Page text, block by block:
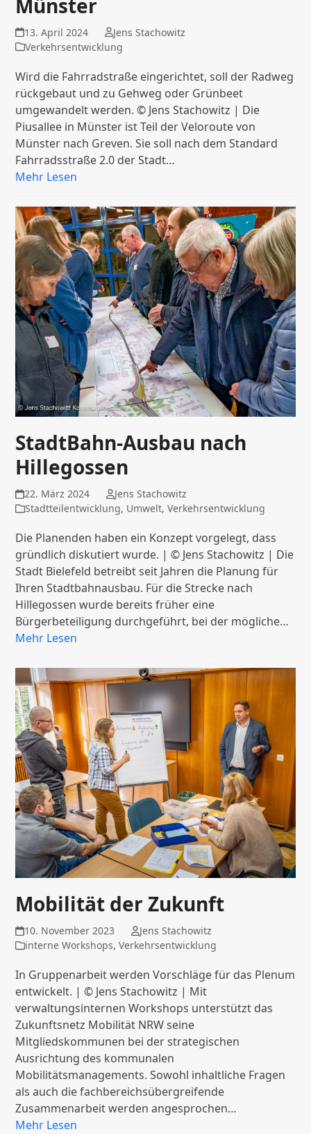
13. April 2024
Jens Stachowitz
Verkehrsentwicklung
Wird die Fahrradstraße eingerichtet, soll der Radweg
rückgebaut und zu Gehweg oder Grünbeet
umgewandelt werden. © Jens Stachowitz | Die
Piusallee in Münster ist Teil der Veloroute von
Münster nach Greven. Sie soll nach dem Standard
Fahrradsstraße 2.0 der Stadt…
Mehr Lesen
StadtBahn-Ausbau nach
Hillegossen
22. März 2024
Jens Stachowitz
Stadtteilentwicklung, Umwelt,Verkehrsentwicklung
Die Planenden haben ein Konzept vorgelegt, dass
gründlich diskutiert wurde. | © Jens Stachowitz | Die
Stadt Bielefeld betreibt seit Jahren die Planung für
Ihren Stadtbahnausbau. Für die Strecke nach
Hillegossen wurde bereits früher eine
Bürgerbeteiligung durchgeführt, bei der mögliche…
Mehr Lesen
Mobilität der Zukunft
10. November 2023
Jens Stachowitz
interne Workshops,Verkehrsentwicklung
In Gruppenarbeit werden Vorschläge für das Plenum
entwickelt. | © Jens Stachowitz | Mit
verwaltungsinternen Workshops unterstützt das
Zukunftsnetz Mobilität NRW seine
Mitgliedskommunen bei der strategischen
Ausrichtung des kommunalen
Mobilitätsmanagements. Sowohl inhaltliche Fragen
als auch die fachbereichsübergreifende
Zusammenarbeit werden angesprochen…
Mehr Lesen